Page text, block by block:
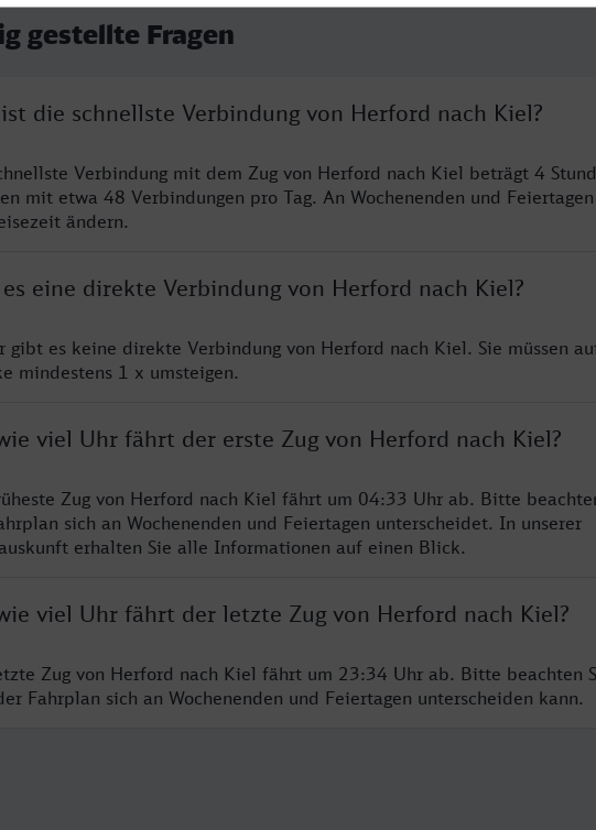
gestellte Fragen
ist die schnellste Verbindung von Herford nach Kiel?
Verbindung mit dem Zug von Herford nach Kiel beträgt 4
mit etwa 48 Verbindungen pro Tag. An Wochenenden und
ändern.
eine direkte Verbindung von Herford nach Kiel?
gibt es keine direkte Verbindung von Herford nach Kiel. Sie müssen
mindestens 1 x umsteigen.
viel Uhr fährt der erste Zug von Herford nach Kiel?
Zug von Herford nach Kiel fährt um 04:33 Uhr ab. Bitte
sich an Wochenenden und Feiertagen unterscheidet. In unserer
erhalten Sie alle Informationen auf einen Blick.
viel Uhr fährt der letzte Zug von Herford nach Kiel?
Zug von Herford nach Kiel fährt um 23:34 Uhr ab. Bitte beachten
Fahrplan sich an Wochenenden und Feiertagen unterscheiden kann.